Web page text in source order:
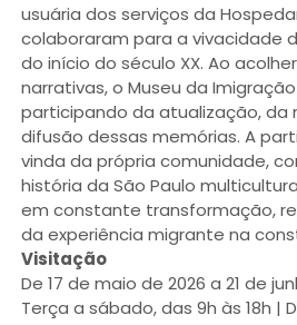
usuária dos serviços da
colaboraram para a vivacidade
do início do século XX. Ao
narrativas, o Museu da
participando da atualização, da
difusão dessas memórias. A
vinda da própria comunidade,
história da São Paulo
em constante transformação,
da experiência migrante na
Visitação
De 17 de maio de 2026 a 21 de
Terça a sábado, das 9h às 18h |